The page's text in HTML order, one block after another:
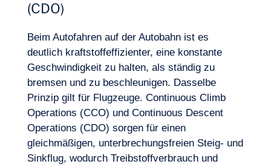
(CDO)
Beim Autofahren auf der Autobahn ist es
deutlich kraftstoffeffizienter, eine konstante
Geschwindigkeit zu halten, als ständig zu
bremsen und zu beschleunigen. Dasselbe
Prinzip gilt für Flugzeuge. Continuous Climb
Operations (CCO) und Continuous Descent
Operations (CDO) sorgen für einen
gleichmäßigen, unterbrechungsfreien Steig- und
Sinkflug, wodurch Treibstoffverbrauch und